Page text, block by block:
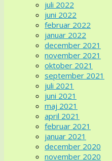
juli 2022
juni 2022
februar 2022
januar 2022
december 2021
november 2021
oktober 2021
september 2021
juli 2021
juni 2021
maj 2021
april 2021
februar 2021
januar 2021
december 2020
november 2020